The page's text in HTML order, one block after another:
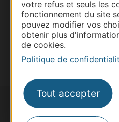
votre refus et seuls les
fonctionnement du site
pouvez modifier vos
obtenir plus
de cookies.
Politique de
Tout accepter
Inscrivez-vous à la lettre
Destination Occitanie
suggestions de séjours,
Je m'abonne